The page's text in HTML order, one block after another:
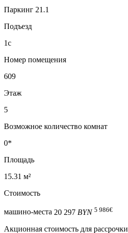
Паркинг 21.1
Подъезд
1с
Номер помещения
609
Этаж
5
Возможное количество комнат
0*
Площадь
15.31 м²
Стоимость
машино-места 20 297 BYN 5 986€
Акционная стоимость для рассрочки